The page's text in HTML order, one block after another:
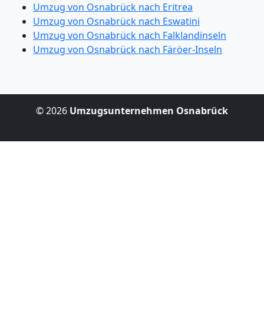
Umzug von Osnabrück nach Eritrea
Umzug von Osnabrück nach Eswatini
Umzug von Osnabrück nach Falklandinseln
Umzug von Osnabrück nach Färöer-Inseln
© 2026 Umzugsunternehmen Osnabrück